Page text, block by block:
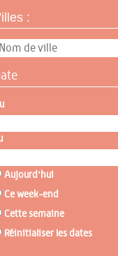
:
Aujourd'hui
Ce week-end
Cette semaine
Réinitialiser les dates